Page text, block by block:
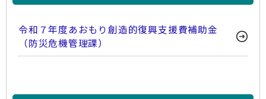
令和７年度あおもり創造的復興支援費補助金
（防災危機管理課）